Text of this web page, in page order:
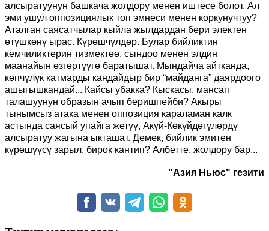
алсыратуунун башкача жолдору менен иштесе болот. Ал
эми ушул оппозициялык топ эмнеси менен коркунучтуу?
Аталган саясатчылар кыйла жылдардан бери электен
өтүшкөнү ырас. Күрөшчүлдөр. Булар бийликтин
кемчиликтерин тизмектөө, сындоо менен элдин
маанайын өзгөртүүгө баратышат. Мындайча айтканда,
көпчүлүк катмарды кандайдыр бир “майданга” даярдоого
ашыгышкандай... Кайсы убакка? Кыскасы, мансап
талашуунун образын ачып беришпейби? Акыры
тынымсыз атака менен оппозиция караламан калк
астында саясый упайга жетүү, Акүй-Көкүйдөгүлөрдү
алсыратуу жагына ыкташат. Демек, бийлик эмитен
күрөшүүсү зарыл, бирок кантип? Албетте, жолдору бар...
"Азия Ньюс" гезити